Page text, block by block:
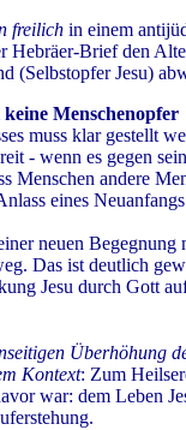
freilich in einem
Hebräer-Brief den
(Selbstopfer Jesu)
Menschenopfer
muss klar gestellt
- wenn es gegen
Menschen andere
eines
neuen Begegnung
Das ist deutlich
Jesu durch Gott
Überhöhung
Kontext: Zum
war: dem Leben